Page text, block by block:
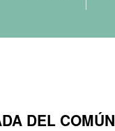
DEL COMÚN